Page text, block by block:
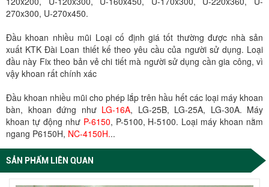
270x300, U-270x450.
Đầu khoan nhiều mũi Loại cố định giá tốt thường được nhà sản
xuất KTK Đài Loan thiết kế theo yêu cầu của người sử dụng. Loại
đầu này Fix theo bản vẻ chi tiết mà người sử dụng cần gia công, vì
vậy khoan rất chính xác
Đầu khoan nhiều mũi cho phép lắp trên hầu hết các loại máy khoan
bàn, khoan đứng như LG-16A, LG-25B, LG-25A, LG-30A. Máy
khoan tự động như P-6150, P-5100, H-5100. Loại máy khoan nằm
ngang P6150H, NC-4150H...
SẢN PHẨM LIÊN QUAN